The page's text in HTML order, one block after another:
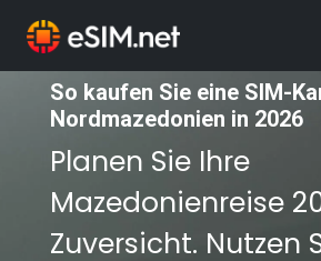
So kaufen Sie eine SIM-
Nordmazedonien in 2026
Planen Sie Ihre
Mazedonienreise
Zuversicht. Nutzen
So kaufen Sie eine SIM-
Nordmazedonien in 2026
Planen Sie Ihre
Mazedonienreise
Zuversicht. Nutzen